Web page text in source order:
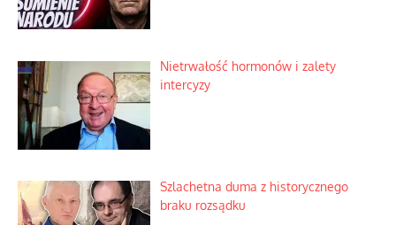
Nietrwałość hormonów i zalety
intercyzy
Szlachetna duma z historycznego
braku rozsądku